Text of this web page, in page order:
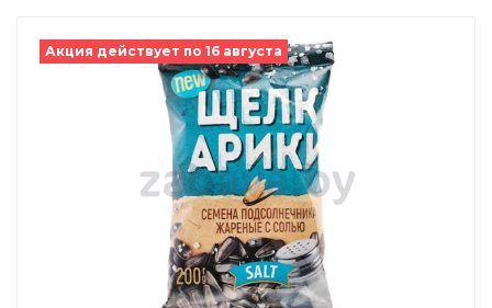
Акция действует по 16 августа